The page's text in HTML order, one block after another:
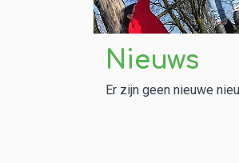
Nieuws
Er zijn geen nieuwe